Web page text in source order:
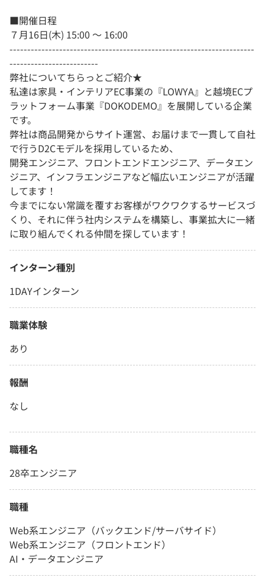
■開催日程
７月16日(木) 15:00 〜 16:00
---------------------------------------------------------------------
-------------------------
弊社についてちらっとご紹介★
私達は家具・インテリアEC事業の『LOWYA』と越境ECプ
ラットフォーム事業『DOKODEMO』を展開している企業
です。
弊社は商品開発からサイト運営、お届けまで一貫して自社
で行うD2Cモデルを採用しているため、
開発エンジニア、フロントエンドエンジニア、データエン
ジニア、インフラエンジニアなど幅広いエンジニアが活躍
してます！
今までにない常識を覆すお客様がワクワクするサービスづ
くり、それに伴う社内システムを構築し、事業拡大に一緒
に取り組んでくれる仲間を探しています！
インターン種別
1DAYインターン
職業体験
あり
報酬
なし
職種名
28卒エンジニア
職種
Web系エンジニア（バックエンド/サーバサイド）
Web系エンジニア（フロントエンド）
AI・データエンジニア